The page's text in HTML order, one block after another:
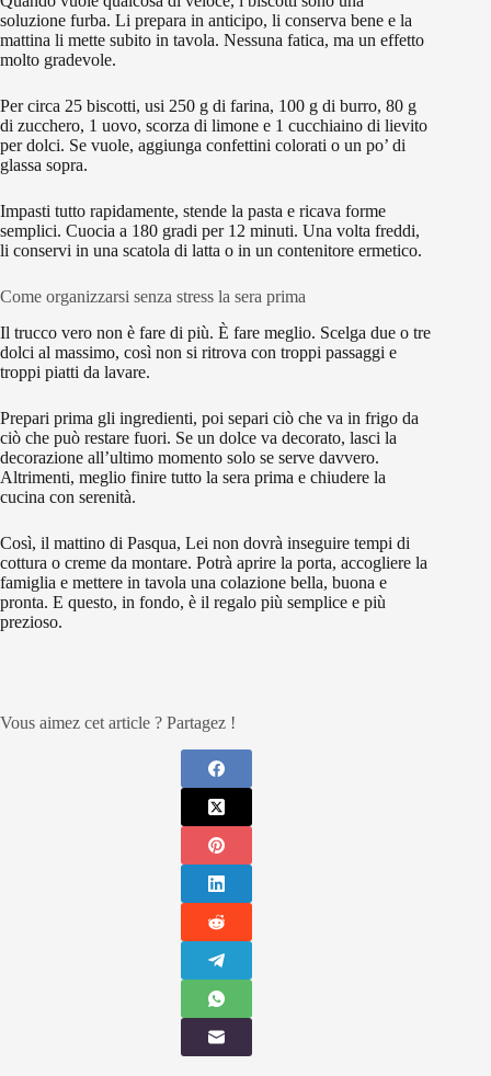
soluzione furba. Li prepara in anticipo, li conserva bene e la
mattina li mette subito in tavola. Nessuna fatica, ma un effetto
molto gradevole.
Per circa 25 biscotti, usi 250 g di farina, 100 g di burro, 80 g
di zucchero, 1 uovo, scorza di limone e 1 cucchiaino di lievito
per dolci. Se vuole, aggiunga confettini colorati o un po’ di
glassa sopra.
Impasti tutto rapidamente, stende la pasta e ricava forme
semplici. Cuocia a 180 gradi per 12 minuti. Una volta freddi,
li conservi in una scatola di latta o in un contenitore ermetico.
Come organizzarsi senza stress la sera prima
Il trucco vero non è fare di più. È fare meglio. Scelga due o tre
dolci al massimo, così non si ritrova con troppi passaggi e
troppi piatti da lavare.
Prepari prima gli ingredienti, poi separi ciò che va in frigo da
ciò che può restare fuori. Se un dolce va decorato, lasci la
decorazione all’ultimo momento solo se serve davvero.
Altrimenti, meglio finire tutto la sera prima e chiudere la
cucina con serenità.
Così, il mattino di Pasqua, Lei non dovrà inseguire tempi di
cottura o creme da montare. Potrà aprire la porta, accogliere la
famiglia e mettere in tavola una colazione bella, buona e
pronta. E questo, in fondo, è il regalo più semplice e più
prezioso.
Vous aimez cet article ? Partagez !